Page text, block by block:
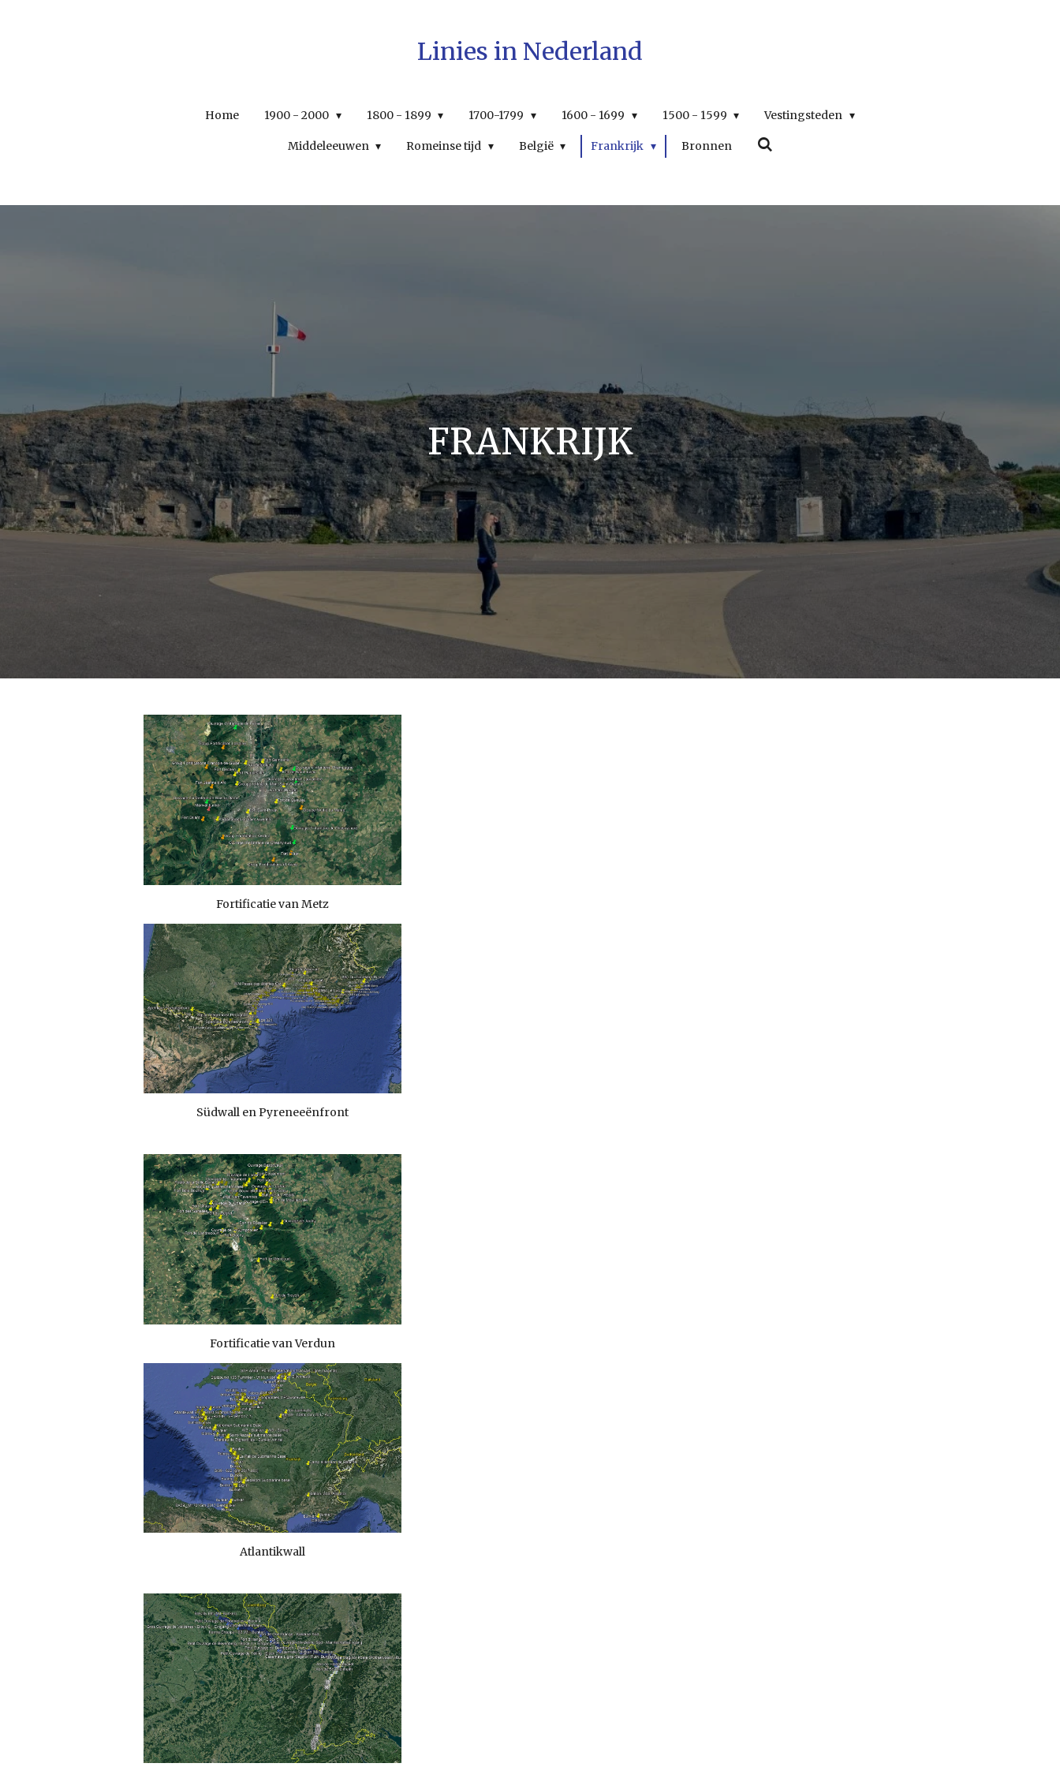
Linies in Nederland
Home 1900 - 2000 1800 - 1899 1700-1799 1600 - 1699 1500 - 1599 Vestingsteden
Middeleeuwen Romeinse tijd België Frankrijk Bronnen
FRANKRIJK
Fortificatie van Metz
Südwall en Pyreneeënfront
Fortificatie van Verdun
Atlantikwall